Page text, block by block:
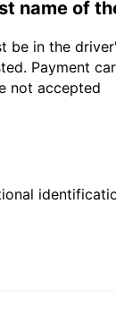
name of
be in the
Payment
not accepted